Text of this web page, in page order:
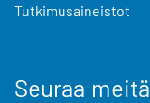
Tutkimusaineistot
Seuraa meitä